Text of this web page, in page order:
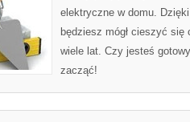
elektryczne w domu.
będziesz mógł cieszyć się
wiele lat. Czy jesteś
zacząć!